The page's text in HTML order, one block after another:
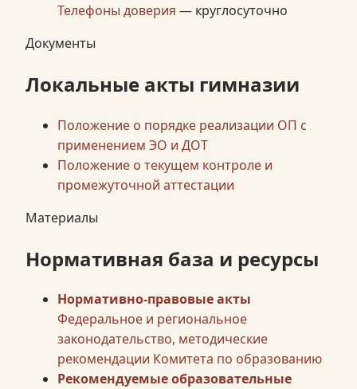
Телефоны доверия — круглосуточно
Документы
Локальные акты гимназии
Положение о порядке реализации ОП с
применением ЭО и ДОТ
Положение о текущем контроле и
промежуточной аттестации
Материалы
Нормативная база и ресурсы
Нормативно-правовые акты
Федеральное и региональное
законодательство, методические
рекомендации Комитета по образованию
Рекомендуемые образовательные